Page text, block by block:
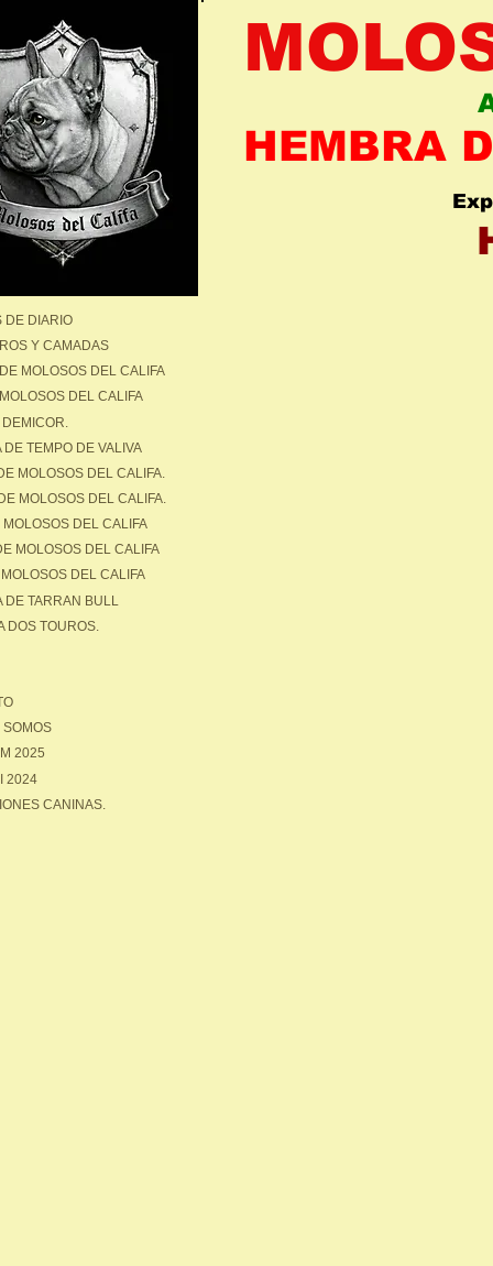
DE DIARIO
Y CAMADAS
MOLOSOS DEL CALIFA
DEL CALIFA
DE TEMPO DE VALIVA
MOLOSOS DEL CALIFA.
MOLOSOS DEL CALIFA.
MOLOSOS DEL CALIFA
MOLOSOS DEL CALIFA
DEL CALIFA
DE TARRAN BULL
DOS TOUROS.
2025
2024
CANINAS.
HEMBRA